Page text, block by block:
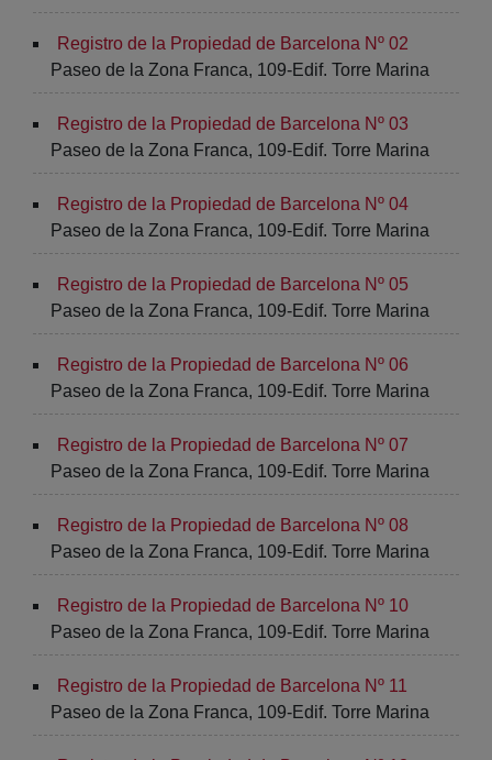
Registro de la Propiedad de Barcelona Nº 02
Paseo de la Zona Franca, 109-Edif. Torre Marina
Registro de la Propiedad de Barcelona Nº 03
Paseo de la Zona Franca, 109-Edif. Torre Marina
Registro de la Propiedad de Barcelona Nº 04
Paseo de la Zona Franca, 109-Edif. Torre Marina
Registro de la Propiedad de Barcelona Nº 05
Paseo de la Zona Franca, 109-Edif. Torre Marina
Registro de la Propiedad de Barcelona Nº 06
Paseo de la Zona Franca, 109-Edif. Torre Marina
Registro de la Propiedad de Barcelona Nº 07
Paseo de la Zona Franca, 109-Edif. Torre Marina
Registro de la Propiedad de Barcelona Nº 08
Paseo de la Zona Franca, 109-Edif. Torre Marina
Registro de la Propiedad de Barcelona Nº 10
Paseo de la Zona Franca, 109-Edif. Torre Marina
Registro de la Propiedad de Barcelona Nº 11
Paseo de la Zona Franca, 109-Edif. Torre Marina